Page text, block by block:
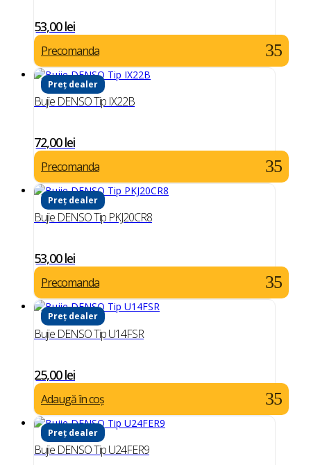
53,00lei
Precomanda
Preț dealer
Bujie DENSO Tip IX22B
72,00lei
Precomanda
Preț dealer
Bujie DENSO Tip PKJ20CR8
53,00lei
Precomanda
Preț dealer
Bujie DENSO Tip U14FSR
25,00lei
Adaugă în coș
Preț dealer
Bujie DENSO Tip U24FER9